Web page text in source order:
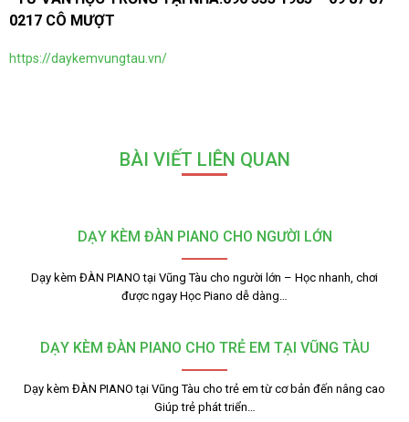
0217 CÔ MƯỢT
https://daykemvungtau.vn/
BÀI VIẾT LIÊN QUAN
DẠY KÈM ĐÀN PIANO CHO NGƯỜI LỚN
Dạy kèm ĐÀN PIANO tại Vũng Tàu cho người lớn – Học nhanh, chơi
được ngay Học Piano dễ dàng…
DẠY KÈM ĐÀN PIANO CHO TRẺ EM TẠI VŨNG TÀU
Dạy kèm ĐÀN PIANO tại Vũng Tàu cho trẻ em từ cơ bản đến nâng cao
Giúp trẻ phát triển…